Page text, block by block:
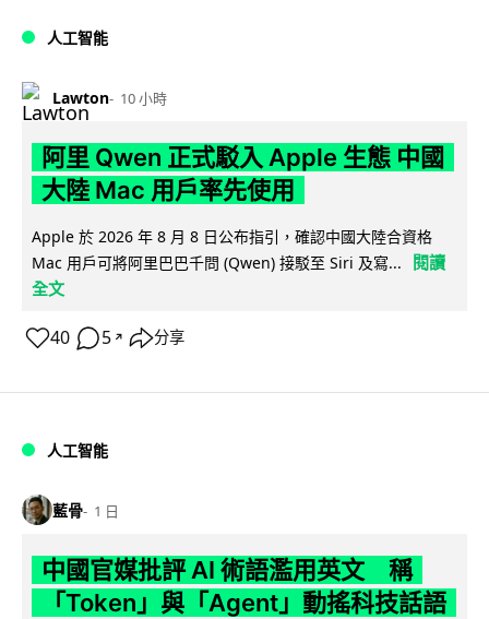
人工智能
Lawton 10 小時
阿里 Qwen 正式駁入 Apple 生態 中國
大陸 Mac 用戶率先使用
Apple 於 2026 年 8 月 8 日公布指引，確認中國大陸合資格
Mac 用戶可將阿里巴巴千問 (Qwen) 接駁至 Siri 及寫...
閱讀
全文
40 5 ↗ 分享
人工智能
藍骨 1 日
中國官媒批評 AI 術語濫用英文 稱
「Token」與「Agent」動搖科技話語